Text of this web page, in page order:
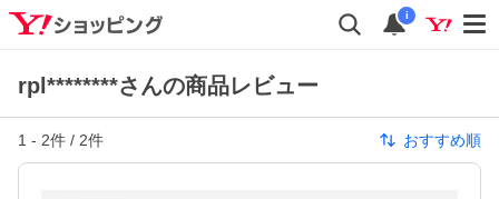
i
rpl********さんの商品レビュー
1 - 2件 / 2件 おすすめ順